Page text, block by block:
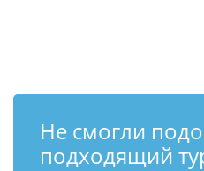
Не смогли
подходящий